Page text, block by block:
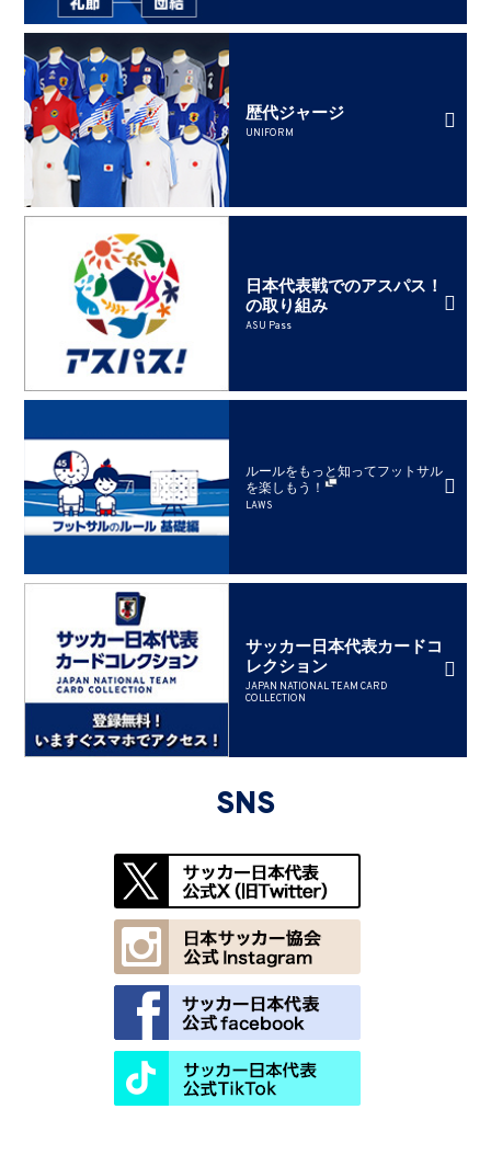
歴代ジャージ
UNIFORM
日本代表戦でのアスパス！
の取り組み
ASU Pass
ルールをもっと知ってフットサル
を楽しもう！
LAWS
サッカー日本代表カードコ
レクション
JAPAN NATIONAL TEAM CARD
COLLECTION
SNS